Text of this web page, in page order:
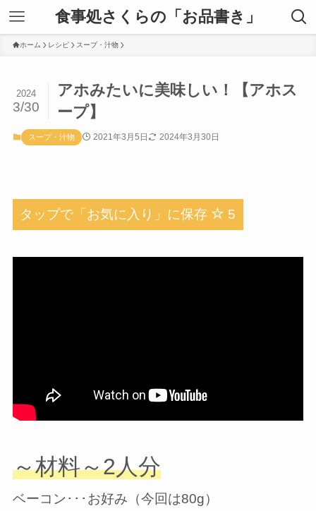
食事処さくらの「お品書き」
ホーム レシピ スープ・汁物
アホみたいに美味しい！【アホス
ープ】
2024
3/30
スープ・汁物 2021年3月5日 2024年3月30日
タップで「お気に入り」に保存 5
～材料～2人分
ベーコン･･･お好み（今回は80g）